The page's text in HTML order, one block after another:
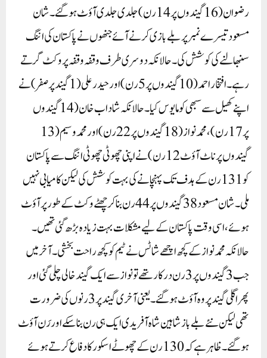
رضوان (16 گیندوں پر 14 رن) جلدی جلدی آؤٹ ہو گئے۔ شان
مسعود تیسرے نمبر پر بلے بازی کرنے آئے جنھوں نے پاکستان کی اننگ
سنبھالنے کی کوشش کی۔ حالانکہ دوسری طرف وقفہ وقفہ پر وکٹ گرتے
رہے۔ افتخار احمد (10 گیندوں پر 5 رن) اور حیدر علی (1 گیند پر صفر) نے
اپنے کھیل سے سبھی کو مایوس کیا۔ حالانکہ شاداب خان (14 گیندوں
پر 17 رن)، محمد نواز (18 گیندوں پر 22 رن) اور محمد وسیم (13
گیندوں پر ناٹ آؤٹ 12 رن) نے اپنی چھوٹی چھوٹی اننگ سے پاکستان
کو 131 رن کے ہدف تک پہنچانے کی بہت کوشش کی لیکن کامیابی نہیں
ملی۔ شان مسعود 38 گیندوں پر 44 رن بنا کر چھٹے وکٹ کے طور پر آؤٹ
ہوئے، اسی وقت پاکستان کے لیے مشکلات بہت زیادہ بڑھ گئی تھیں۔
حالانکہ محمد نواز کے کچھ اچھے شاٹس نے ٹیم کو کچھ راحت بخشی۔ آخر میں
جب 3 گیندوں پر 3 رن درکار تھے تو نواز سے ایک گیند خالی چلی گئی اور
پھر اگلی گیند پر وہ آؤٹ ہو گئے۔ یعنی آخری گیند پر 3 رنوں کی ضرورت
تھی لیکن نئے بلے باز شاہین شاہ آفریدی ایک ہی رن بنا سکے اور رَن آؤٹ
ہو گئے۔ظاہر ہے کہ 130 رن کے چھوٹے اسکور کا دفاع کرتے ہوئے